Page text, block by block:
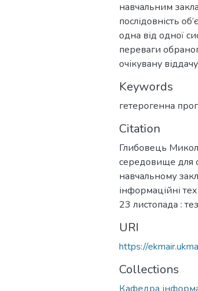
навчальним
послідовність
одна від одної
переваги
очікувану
Keywords
гетерогенна
Citation
Глибовець
середовище для
навчальному
інформаційні
23 листопада :
URI
https://
Collections